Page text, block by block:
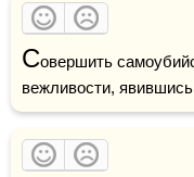
Совершить
вежливости,